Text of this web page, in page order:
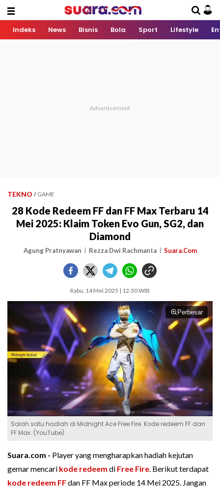
Indeks News Bisnis Bola Sport Lifestyle
TEKNO / GAME
28 Kode Redeem FF dan FF Max Terbaru 14
Mei 2025: Klaim Token Evo Gun, SG2, dan
Diamond
Agung Pratnyawan Rezza Dwi Rachmanta Suara.Com
Rabu, 14 Mei 2025 | 12:30 WIB
Perbesar
Salah satu hadiah di Midnight Ace Free Fire. Kode redeem FF dan
FF Max. (YouTube)
Suara.com - Player yang mengharapkan hadiah kejutan
gemar mencari kode redeem di Free Fire. Berikut terdapat
kode redeem FFdan FF Max periode 14 Mei 2025. Jangan